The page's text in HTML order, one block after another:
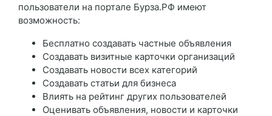
пользователи на портале Бурза.РФ имеют
возможность:
Бесплатно создавать частные объявления
Создавать визитные карточки организаций
Создавать новости всех категорий
Создавать статьи для бизнеса
Влиять на рейтинг других пользователей
Оценивать объявления, новости и карточки